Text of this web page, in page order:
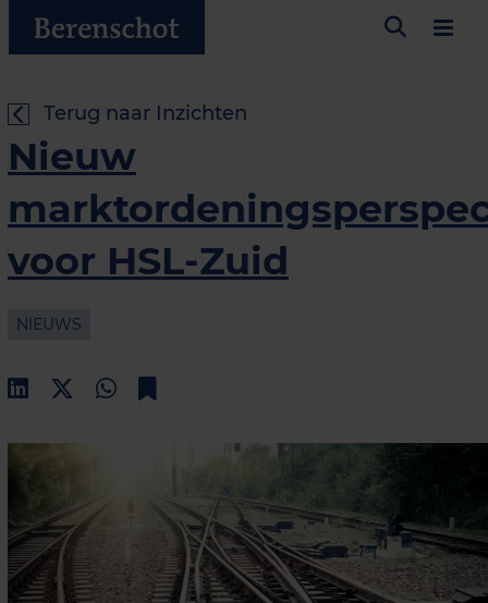
Terug naar Inzichten
Nieuw
voor HSL-Zuid
NIEUWS